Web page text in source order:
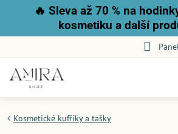
🔥 Sleva až 70 % na
kosmetiku a další
Kosmetické kufříky a tašky